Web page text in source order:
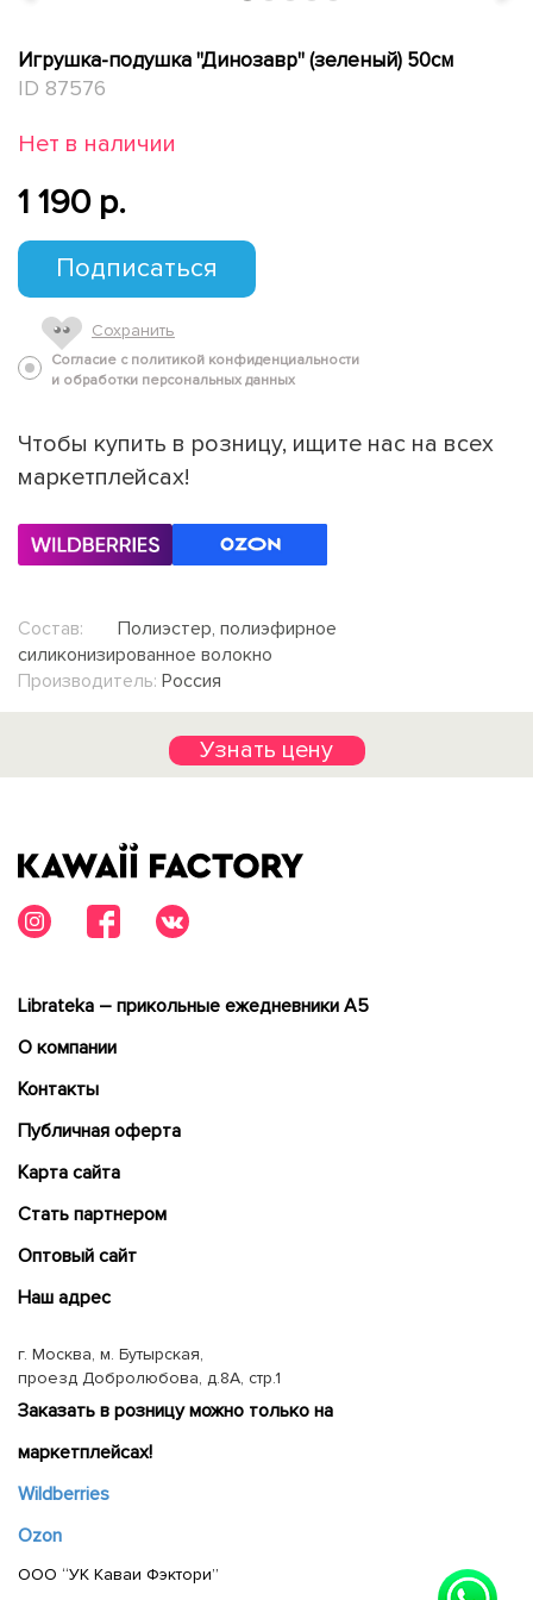
Игрушка-подушка "Динозавр" (зеленый) 50см
ID 87576
Нет в наличии
1 190 p.
Подписаться
Сохранить
Согласие с политикой конфиденциальности
и обработки персональных данных
Чтобы купить в розницу, ищите нас на всех
маркетплейсах!
Состав:
Полиэстер, полиэфирное
силиконизированное волокно
Производитель: Россия
Узнать цену
Librateka – прикольные ежедневники А5
О компании
Контакты
Публичная оферта
Карта сайта
Cтать партнером
Оптовый сайт
Наш адрес
г. Москва, м. Бутырская,
проезд Добролюбова, д.8А, стр.1
Заказать в розницу можно только на
маркетплейсах!
Wildberries
Ozon
ООО “УК Каваи Фэктори”